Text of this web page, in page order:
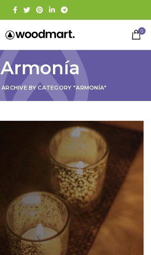
0
Armonía
ARCHIVE BY CATEGORY "ARMONÍA"